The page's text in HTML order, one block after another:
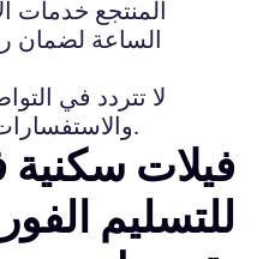
المنتجع خدمات
الساعة لضمان
لا تتردد في
والاستفسارات حول هذا العرض الرائع.
فيلات سكنية
للتسليم